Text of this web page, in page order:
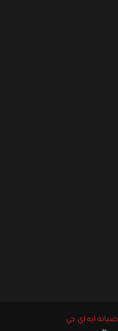
صيانة ايه اي جي